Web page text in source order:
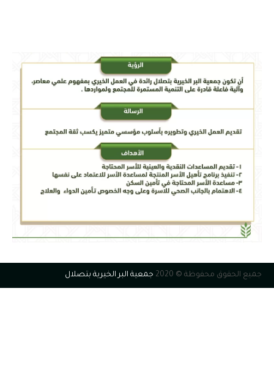
جميع الحقوق محفوظة © 2020 جمعية البر الخيرية بتصلال